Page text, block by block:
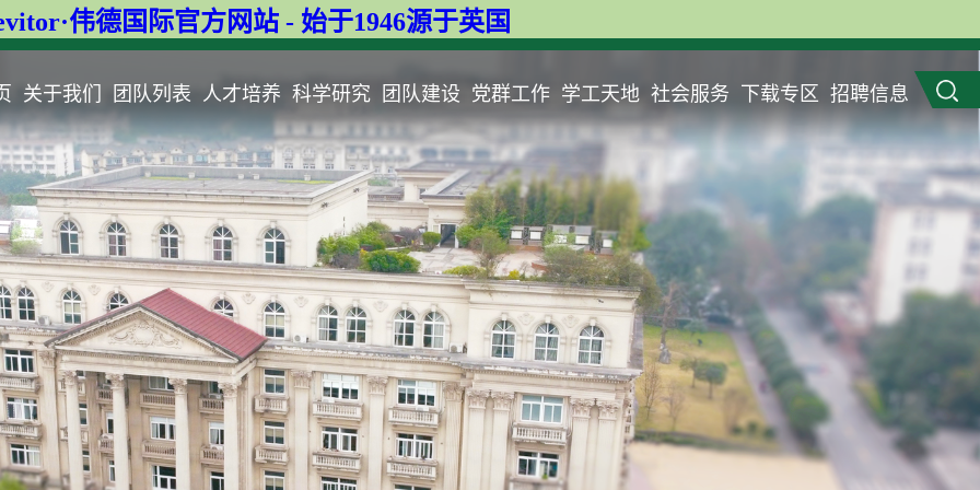
伟德国际官方网站 - 始于1946源于英国
关于我们 团队列表 人才培养 科学研究 团队建设 党群工作 学工天地 社会服务 下载专区 招聘信息